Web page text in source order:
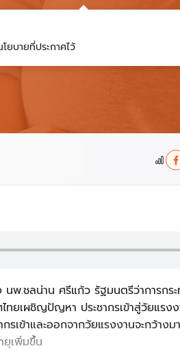
ยบายที่ประกาศไว้
พ.ชลน่าน ศรีแก้ว รัฐมนตรีว่าการกร
ทยเผชิญปัญหา ประชากรเข้าสู่วัยแร
เข้าและออกจากวัยแรงงานจะกว้างม
ยุเพิ่มขึ้น